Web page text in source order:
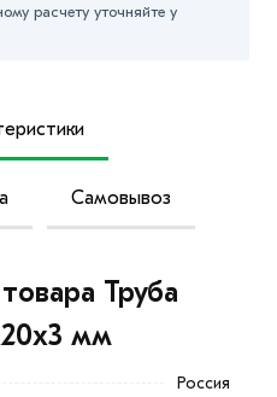
расчету уточняйте у
Самовывоз
Труба
мм
Россия